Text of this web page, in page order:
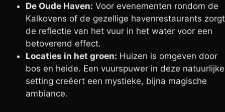
De Oude Haven: Voor evenementen rondom de
Kalkovens of de gezellige havenrestaurants zorgt
de reflectie van het vuur in het water voor een
betoverend effect.
Locaties in het groen: Huizen is omgeven door
bos en heide. Een vuurspuwer in deze natuurlijke
setting creëert een mystieke, bijna magische
ambiance.